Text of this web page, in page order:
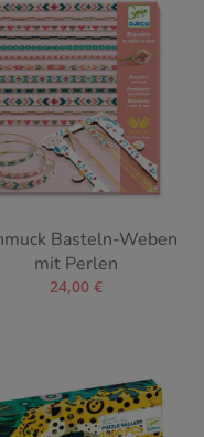
Basteln-Weben
mit Perlen
24,00€